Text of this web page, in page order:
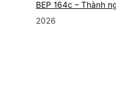
BEP 164c – Thành
2026